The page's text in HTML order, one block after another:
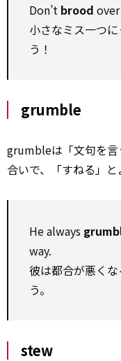
Don’t brood
小さなミス一つ
う！
grumble
grumbleは「文句を言
合いで、「すねる」と
He always
way.
彼は都合が悪く
う。
stew